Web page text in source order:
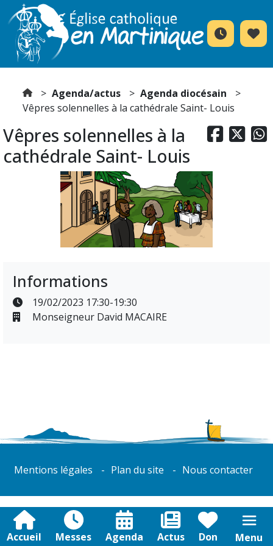
Accueil Messes Agenda Actus Don Menu
Agenda/actus
Agenda diocésain
Vêpres solennelles à la cathédrale Saint- Louis
  
Vêpres solennelles à la
cathédrale Saint- Louis
Informations
19/02/2023 17:30-19:30
Monseigneur David MACAIRE
Mentions légales Plan du site Nous contacter